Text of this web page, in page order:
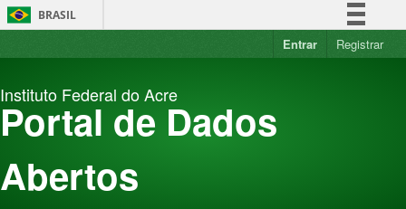
Pular
para
BRASIL
Simplifique!
Acesso à informação
Entrar Registrar
Instituto Federal do Acre
Portal de Dados
Abertos